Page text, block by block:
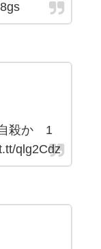
自殺か 1
qlg2Cdz